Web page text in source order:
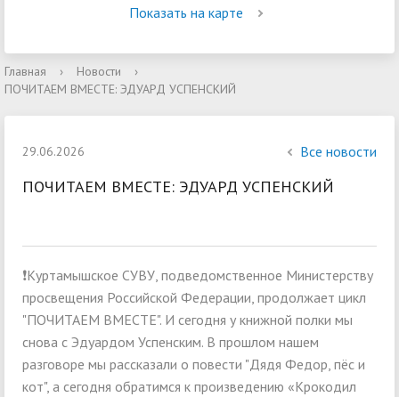
Показать на карте
Главная › Новости
›
ПОЧИТАЕМ ВМЕСТЕ: ЭДУАРД УСПЕНСКИЙ
29.06.2026 Все новости
ПОЧИТАЕМ ВМЕСТЕ: ЭДУАРД УСПЕНСКИЙ
❗Куртамышское СУВУ, подведомственное Министерству
просвещения Российской Федерации, продолжает цикл
"ПОЧИТАЕМ ВМЕСТЕ". И сегодня у книжной полки мы
снова с Эдуардом Успенским. В прошлом нашем
разговоре мы рассказали о повести "Дядя Федор, пёс и
кот", а сегодня обратимся к произведению «Крокодил